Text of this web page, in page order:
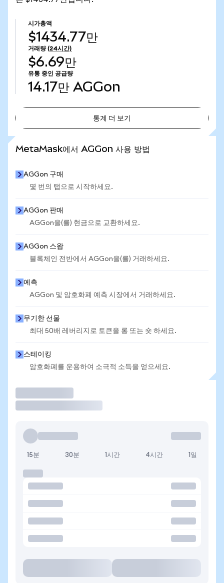
시가총액
$1434.77만
거래량 (24시간)
$6.69만
유통 중인 공급량
14.17만 AGGon
통계 더 보기
MetaMask에서 AGGon 사용 방법
AGGon 구매
몇 번의 탭으로 시작하세요.
AGGon 판매
AGGon을(를) 현금으로 교환하세요.
AGGon 스왑
블록체인 전반에서 AGGon을(를) 거래하세요.
예측
AGGon 및 암호화폐 예측 시장에서 거래하세요.
무기한 선물
최대 50배 레버리지로 토큰을 롱 또는 숏 하세요.
스테이킹
암호화폐를 운용하여 소극적 소득을 얻으세요.
15분 30분 1시간 4시간 1일